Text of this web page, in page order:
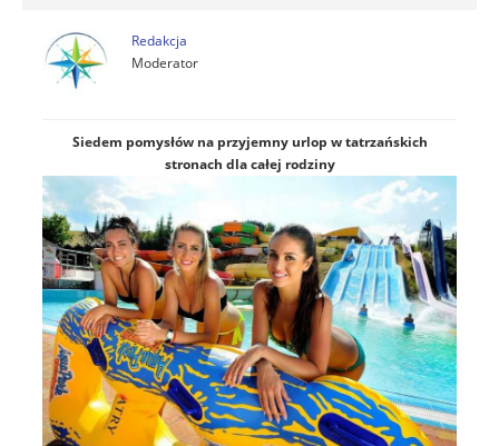
Redakcja
Moderator
Siedem pomysłów na przyjemny urlop w tatrzańskich
stronach dla całej rodziny